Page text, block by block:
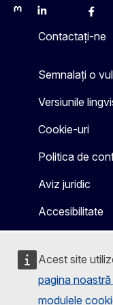
Acest site
pagina
modulele
MastodonLinkedInBluesky
Contactați-ne
Semnalați o
Versiunile
Cookie-uri
Politica de
Aviz juridic
Accesibilitate